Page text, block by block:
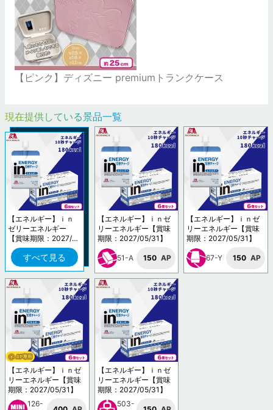
【ピンク】ディズニー premiumトランクケース
現在提供している景品一覧
【エネルギー】ｉｎ
ゼリーエネルギー
【賞味期限：2027/0
5/31】
すべて見る
【エネルギー】ｉｎゼ
リーエネルギー【賞味
期限：2027/05/31】
51-A 150 AP
【エネルギー】ｉｎゼ
リーエネルギー【賞味
期限：2027/05/31】
67-Y 150 AP
【エネルギー】ｉｎゼ
リーエネルギー【賞味
期限：2027/05/31】
126-
【エネルギー】ｉｎゼ
リーエネルギー【賞味
期限：2027/05/31】
503-